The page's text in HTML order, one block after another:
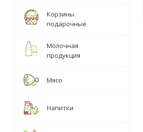
Корзины
подарочные
Молочная
продукция
Мясо
Напитки